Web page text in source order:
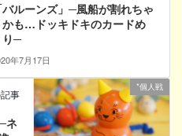
バルーンズ」─風船が割れちゃ
かも…ドッキドキのカードめ
り─
年7月17日
*個人戦
事
ネ